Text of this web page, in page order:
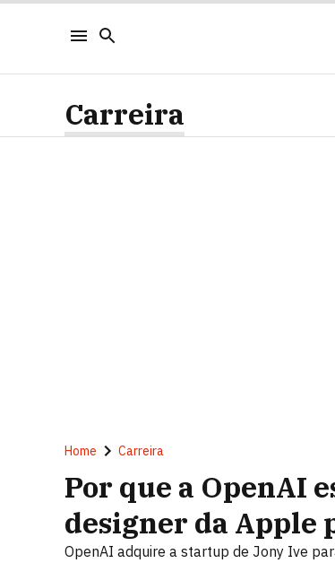
Carreira
Home Carreira
Por que a OpenAI
designer da Apple
OpenAI adquire a startup de Jony Ive